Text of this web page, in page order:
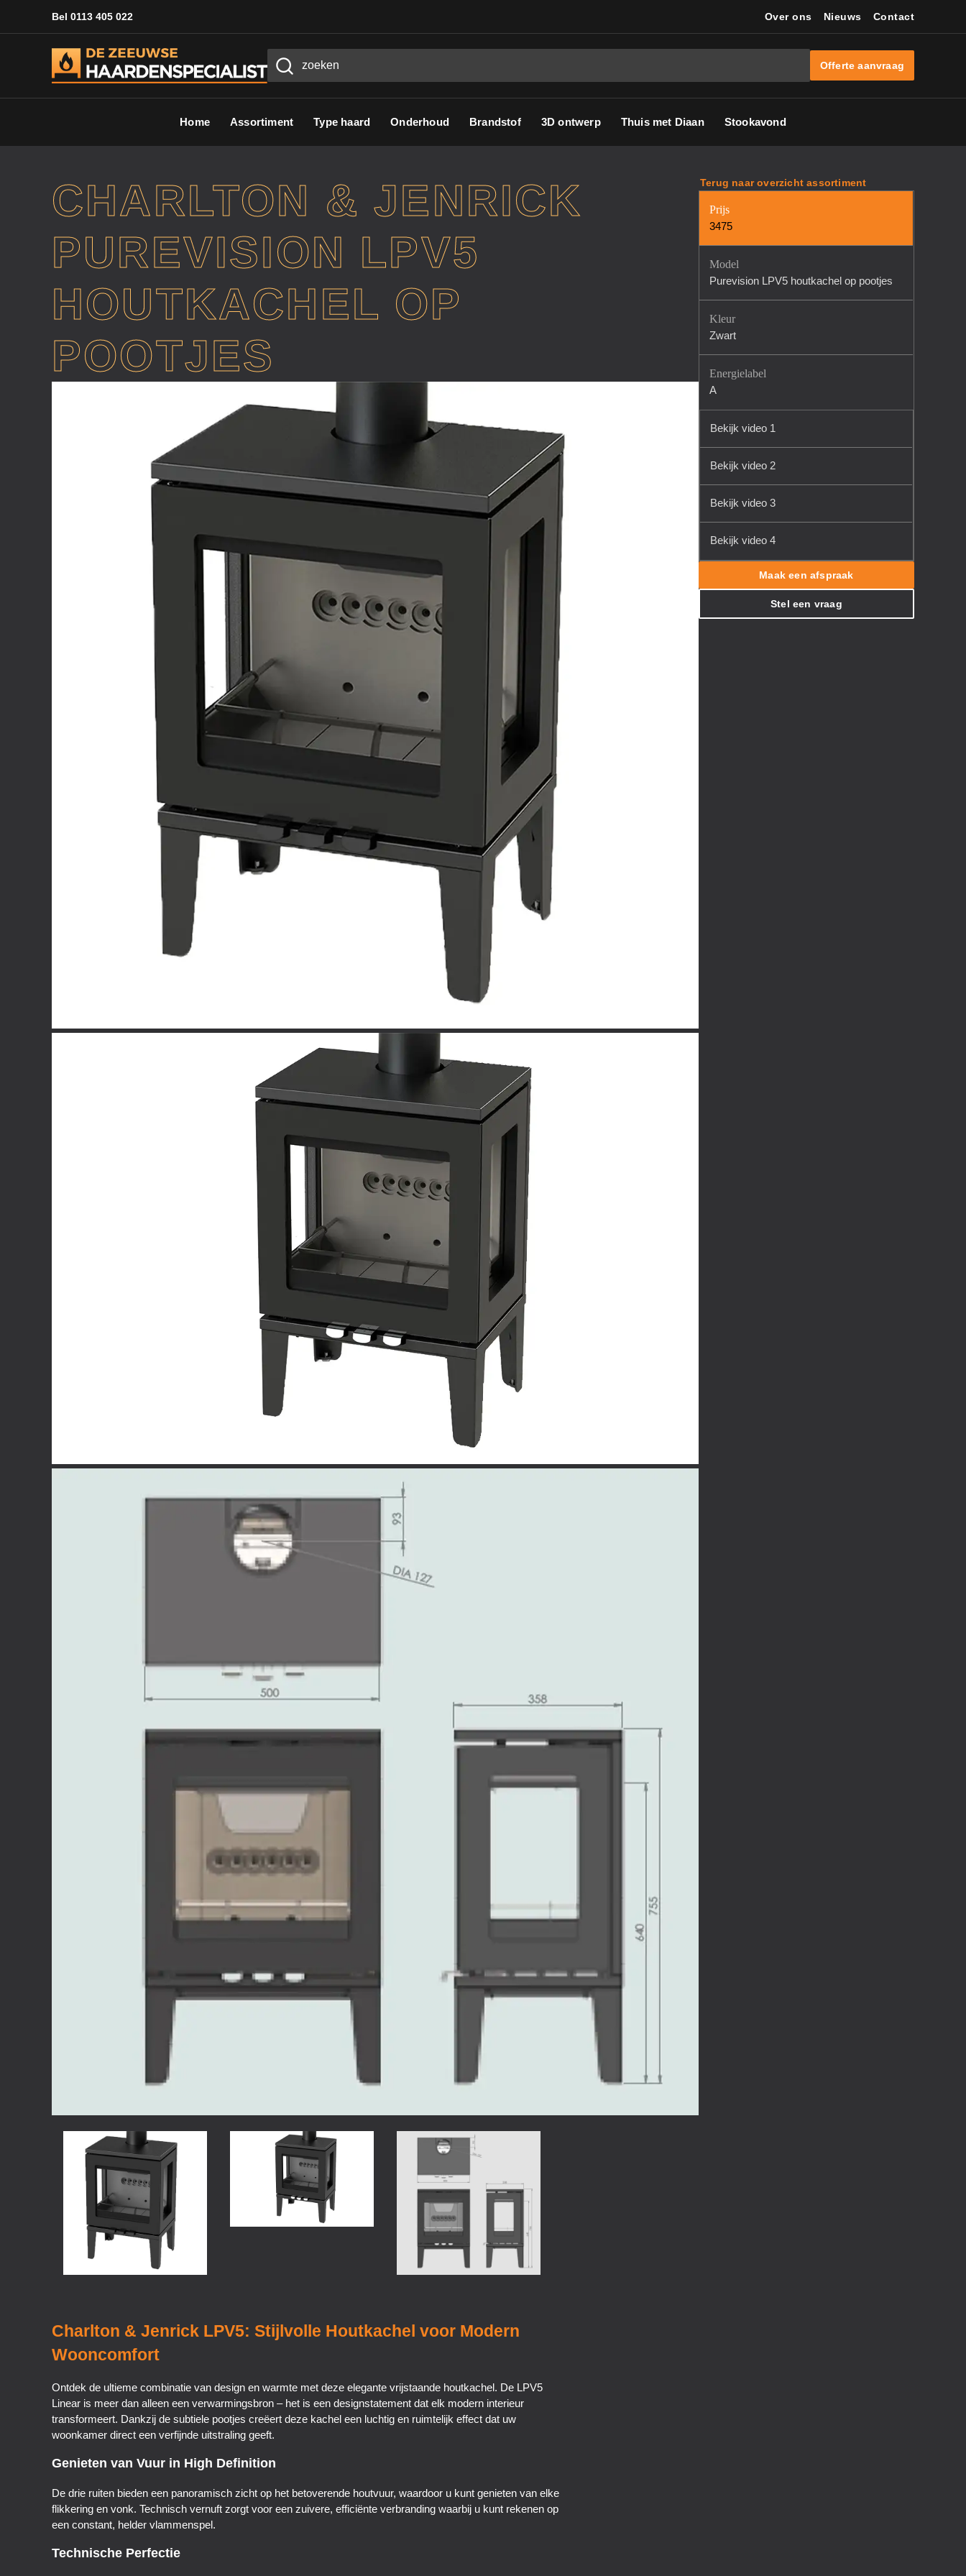
Bel 0113 405 022 Over ons Nieuws Contact
Offerte aanvraag
Home Assortiment Type haard Onderhoud Brandstof 3D ontwerp Thuis met Diaan Stookavond
CHARLTON & JENRICK
PUREVISION LPV5
HOUTKACHEL OP
POOTJES
Terug naar overzicht assortiment
Prijs
3475
Model
Purevision LPV5 houtkachel op pootjes
Kleur
Zwart
Energielabel
A
Bekijk video 1
Bekijk video 2
Bekijk video 3
Bekijk video 4
Maak een afspraak
Stel een vraag
Charlton & Jenrick LPV5: Stijlvolle Houtkachel voor Modern
Wooncomfort
Ontdek de ultieme combinatie van design en warmte met deze elegante vrijstaande houtkachel. De LPV5
Linear is meer dan alleen een verwarmingsbron – het is een designstatement dat elk modern interieur
transformeert. Dankzij de subtiele pootjes creëert deze kachel een luchtig en ruimtelijk effect dat uw
woonkamer direct een verfijnde uitstraling geeft.
Genieten van Vuur in High Definition
De drie ruiten bieden een panoramisch zicht op het betoverende houtvuur, waardoor u kunt genieten van elke
flikkering en vonk. Technisch vernuft zorgt voor een zuivere, efficiënte verbranding waarbij u kunt rekenen op
een constant, helder vlammenspel.
Technische Perfectie